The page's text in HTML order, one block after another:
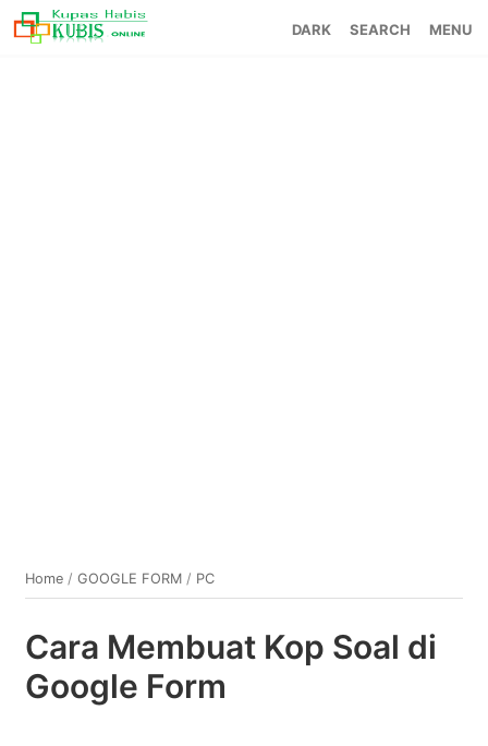
SEARCH MENU
Home /GOOGLE FORM / PC
Cara Membuat Kop Soal di
Google Form